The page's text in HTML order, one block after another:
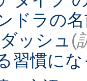
ドラの
ッシュ (
習慣に